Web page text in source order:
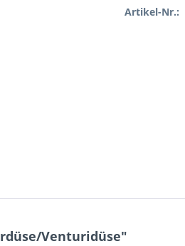
Artikel-Nr.:
Venturidüse"